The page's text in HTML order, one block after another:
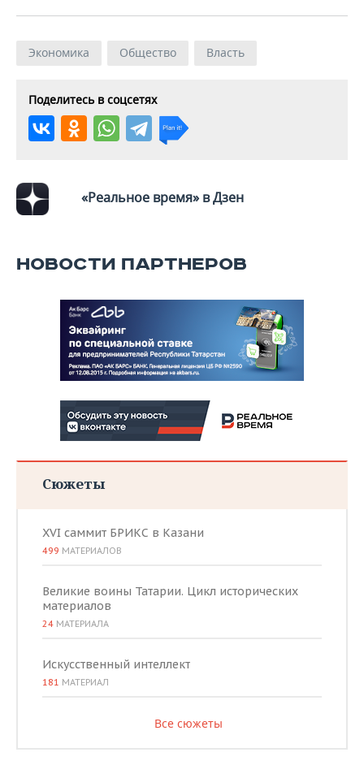
Экономика Общество Власть
Поделитесь в соцсетях
«Реальное время» в Дзен
НОВОСТИ ПАРТНЕРОВ
Сюжеты
XVI саммит БРИКС в Казани
499 МАТЕРИАЛОВ
Великие воины Татарии. Цикл исторических
материалов
24 МАТЕРИАЛА
Искусственный интеллект
181 МАТЕРИАЛ
Все сюжеты